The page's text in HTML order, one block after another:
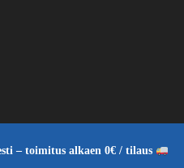
– toimitus alkaen 0€ / tilaus